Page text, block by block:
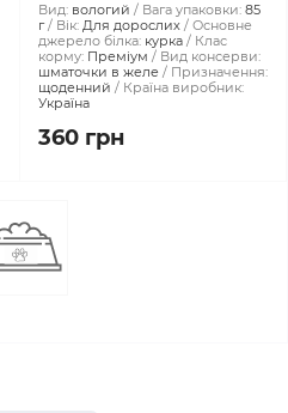
Вид: вологий Вага упаковки: 85
г
Вік: Для дорослих
Основне
джерело білка: курка
Клас
корму: Преміум
Вид консерви:
шматочки в желе
Призначення:
щоденний
Країна виробник:
Україна
360 грн